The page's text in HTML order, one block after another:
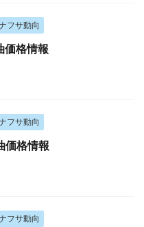
フサ動向
格情報
フサ動向
価格情報
フサ動向